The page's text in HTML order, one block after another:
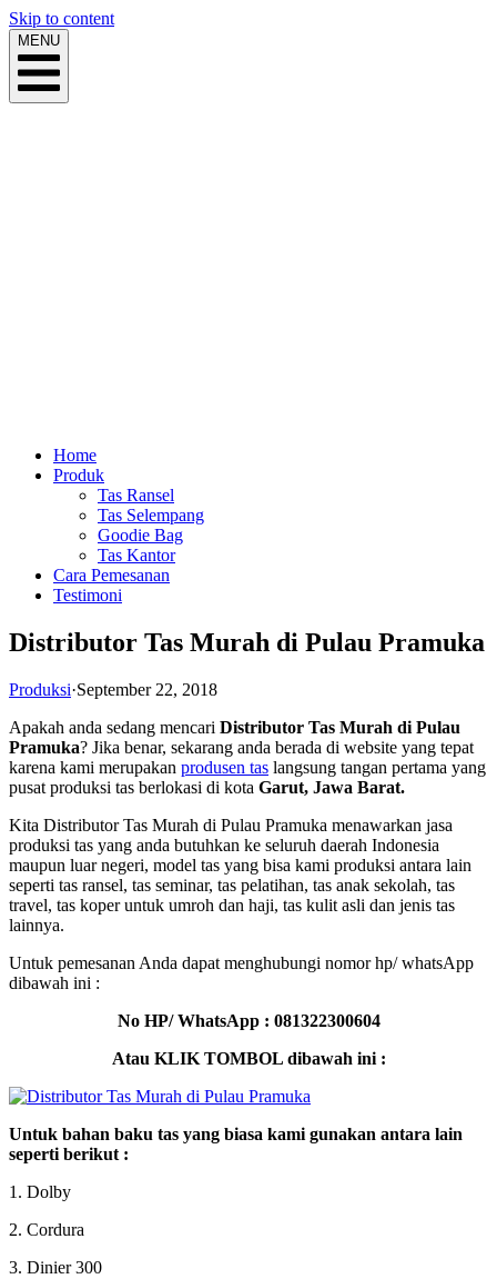
Skip to content
MENU
Home
Produk
Tas Ransel
Tas Selempang
Goodie Bag
Tas Kantor
Cara Pemesanan
Testimoni
Distributor Tas Murah di Pulau Pramuka
Produksi·September 22, 2018
Apakah anda sedang mencari Distributor Tas Murah di Pulau
Pramuka? Jika benar, sekarang anda berada di website yang tepat
karena kami merupakan produsen tas langsung tangan pertama yang
pusat produksi tas berlokasi di kota Garut, Jawa Barat.
Kita Distributor Tas Murah di Pulau Pramuka menawarkan jasa
produksi tas yang anda butuhkan ke seluruh daerah Indonesia
maupun luar negeri, model tas yang bisa kami produksi antara lain
seperti tas ransel, tas seminar, tas pelatihan, tas anak sekolah, tas
travel, tas koper untuk umroh dan haji, tas kulit asli dan jenis tas
lainnya.
Untuk pemesanan Anda dapat menghubungi nomor hp/ whatsApp
dibawah ini :
No HP/ WhatsApp : 081322300604
Atau KLIK TOMBOL dibawah ini :
Untuk bahan baku tas yang biasa kami gunakan antara lain
seperti berikut :
1. Dolby
2. Cordura
3. Dinier 300